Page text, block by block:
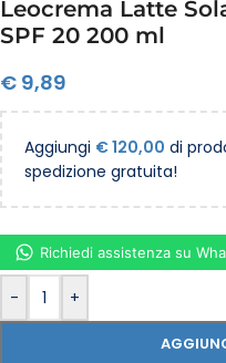
Leocrema Latte
SPF 20 200 ml
€ 9,89
Aggiungi €120,00 di
spedizione gratuita!
- +
Richiedi assistenza su